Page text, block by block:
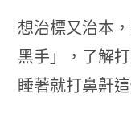
想治標又治本
黑手」，了解
睡著就打鼻鼾